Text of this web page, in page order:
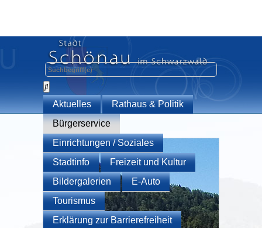
Aktuelles
Rathaus & Politik
Bürgerservice
Einrichtungen / Soziales
Stadtinfo
Freizeit und Kultur
Bildergalerien
E-Auto
Tourismus
Erklärung zur Barrierefreiheit